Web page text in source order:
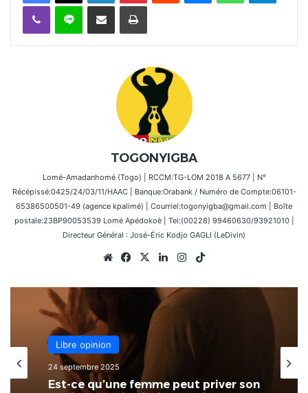
Viber Ligne Partager par email Imprimer
TOGONYIGBA
Lomé-Amadanhomé (Togo) | RCCM:TG-LOM 2018 A 5677 | N°
Récépissé:0425/24/03/11/HAAC | Banque:Orabank / Numéro de Compte:06101-
65386500501-49 (agence kpalimé) | Courriel:togonyigba@gmail.com | Boîte
postale:23BP90053539 Lomé Apédokoè | Tel:(00228) 99460630/93921010 |
Directeur Général : José-Éric Kodjo GAGLI (LeDivin)
WebsiteFacebook
X LinkedinInstagram
Libre opinion
Libre opinion
15 septembre 2025